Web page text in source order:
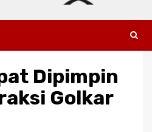
Dipimpin
Golkar